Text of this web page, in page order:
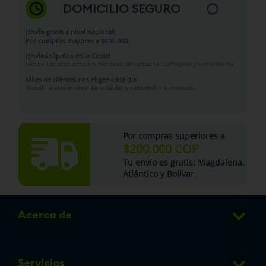
DOMICILIO SEGURO
¡Envío gratis a nivel nacional!
Por compras mayores a $400.000.
¡Envíos rápidos en la Costa!
Recibe tus productos sin demoras Barranquilla, Cartagena y Santa Marta.
Miles de clientes nos eligen cada día
Woopi: la opción ideal para cuidar y consentir a tu mascota.
Por compras superiores a
$200.000 COP
Tu envío es gratis: Magdalena,
Atlántico y Bolívar.
Acerca de
Club de Puntos
Servicios